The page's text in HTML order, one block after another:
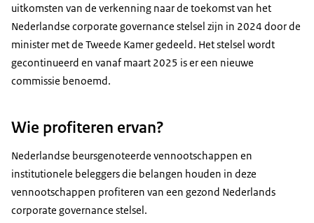
uitkomsten van de verkenning naar de toekomst van het
Nederlandse corporate governance stelsel zijn in 2024 door de
minister met de Tweede Kamer gedeeld. Het stelsel wordt
gecontinueerd en vanaf maart 2025 is er een nieuwe
commissie benoemd.
Wie profiteren ervan?
Nederlandse beursgenoteerde vennootschappen en
institutionele beleggers die belangen houden in deze
vennootschappen profiteren van een gezond Nederlands
corporate governance stelsel.